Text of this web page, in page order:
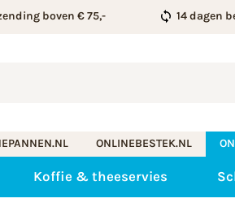
boven € 75,- 14 dagen
ONLINEBESTEK.NL
Koffie & theeservies